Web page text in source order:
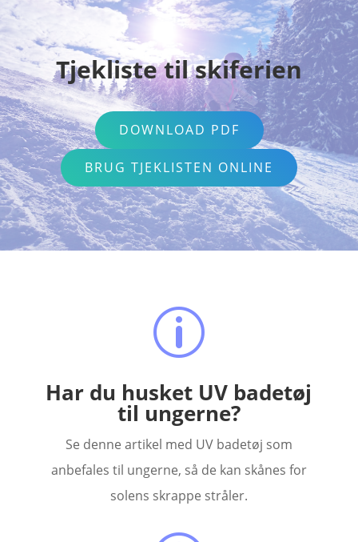
Tjekliste til skiferien
DOWNLOAD PDF
BRUG TJEKLISTEN ONLINE
p
Har du husket UV badetøj
til ungerne?
Se denne artikel med UV badetøj som
anbefales til ungerne, så de kan skånes for
solens skrappe stråler.